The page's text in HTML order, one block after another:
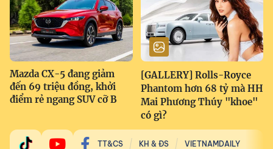
Mazda CX-5 đang giảm
đến 69 triệu đồng, khởi
điểm rẻ ngang SUV cỡ B
[GALLERY] Rolls-Royce
Phantom hơn 68 tỷ mà HH
Mai Phương Thúy "khoe"
có gì?
TT&CS KH & ĐS VIETNAMDAILY